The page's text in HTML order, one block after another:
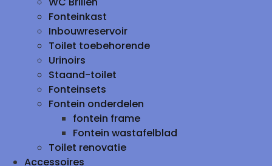
Fonteinkast
Inbouwreservoir
Toilet toebehorende
Urinoirs
Staand-toilet
Fonteinsets
Fontein onderdelen
fontein frame
Fontein wastafelblad
Toilet renovatie
Accessoires